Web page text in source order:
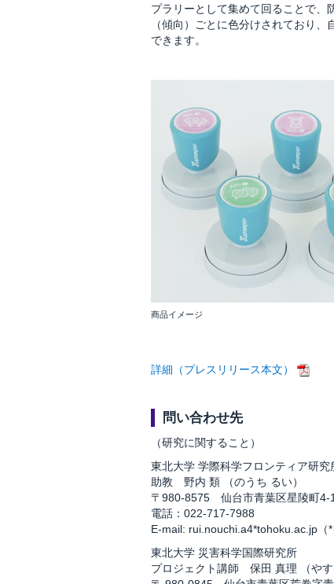
プラリーとして集めて回ることで、
（傾向）ごとに色分けされており
できます。
商品イメージ
詳細（プレスリリース本文）
問い合わせ先
（研究に関すること）
東北大学 学際科学フロンティア研
助教 野内 類 （のうち るい）
〒980-8575 仙台市青葉区星陵町4-1
電話：022-717-7988
E-mail: rui.nouchi.a4*tohoku.ac.jp（*
東北大学 災害科学国際研究所
プロジェクト講師 保田 真理 （やす